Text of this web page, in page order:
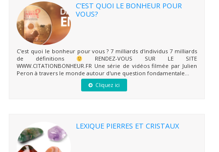
C’EST QUOI LE BONHEUR POUR
VOUS?
C'est quoi le bonheur pour vous ? 7 milliards d'individus 7 milliards
de définitions
RENDEZ-VOUS SUR LE SITE
WWW.CITATIONBONHEUR.FR Une série de vidéos filmée par Julien
Peron à travers le monde autour d'une question fondamentale...
Cliquez ici
LEXIQUE PIERRES ET CRISTAUX